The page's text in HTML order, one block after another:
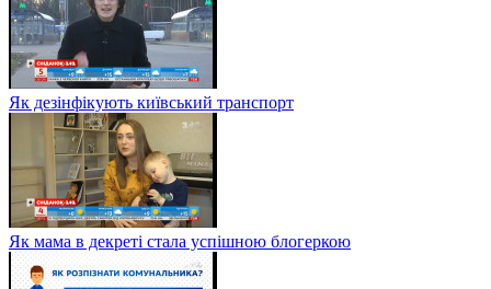
Як дезінфікують київський транспорт
Як мама в декреті стала успішною блогеркою